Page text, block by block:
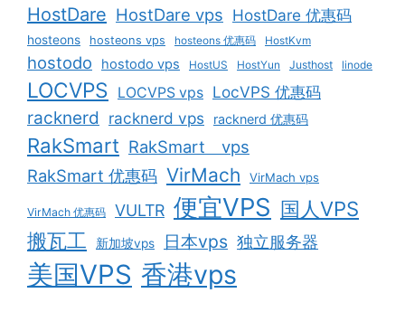
HostDare HostDare vps HostDare 优惠码
hosteons hosteons vps hosteons 优惠码 HostKvm
hostodo hostodo vps HostUS HostYun Justhost linode
LOCVPS LOCVPS vps LocVPS 优惠码
racknerd racknerd vps racknerd 优惠码
RakSmart RakSmart vps
RakSmart 优惠码 VirMach VirMach vps
VirMach 优惠码 VULTR 便宜VPS 国人VPS
搬瓦工
新加坡vps 日本vps 独立服务器
美国VPS 香港vps